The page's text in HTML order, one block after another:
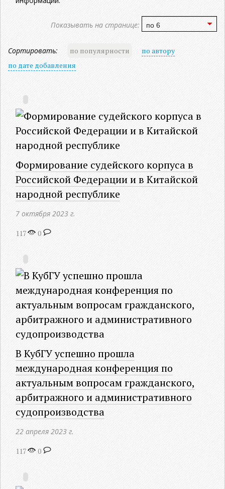
Показывать на странице:
Сортировать: по популярности
по автору
по дате добавления
Формирование судейского корпуса в
Российской Федерации и в Китайской
народной республике
7 октября 2023 г.
117 0
В КубГУ успешно прошла
международная конференция по
актуальным вопросам гражданского,
арбитражного и административного
судопроизводства
22 апреля 2023 г.
117 0